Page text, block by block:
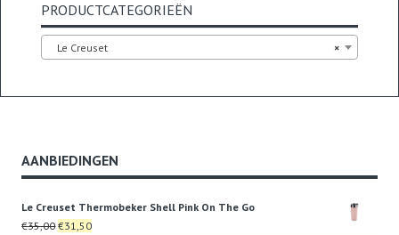
PRODUCTCATEGORIEËN
×
Le Creuset
AANBIEDINGEN
Le Creuset Thermobeker Shell Pink On The Go
€35,00Oorspronkelijke
€31,50Huidige